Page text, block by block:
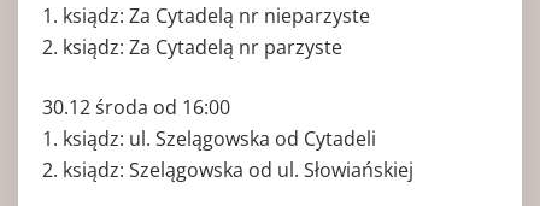
1. ksiądz: Za Cytadelą nr nieparzyste
2. ksiądz: Za Cytadelą nr parzyste
30.12 środa od 16:00
1. ksiądz: ul. Szelągowska od Cytadeli
2. ksiądz: Szelągowska od ul. Słowiańskiej